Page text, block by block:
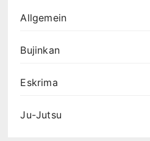
Allgemein
Bujinkan
Eskrima
Ju-Jutsu